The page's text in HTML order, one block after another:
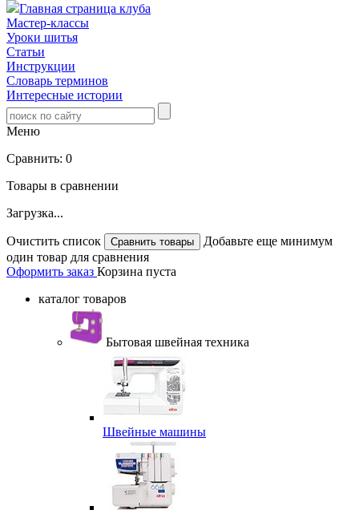
Главная страница клуба
Мастер-классы
Уроки шитья
Статьи
Инструкции
Словарь терминов
Интересные истории
Меню
Сравнить: 0
Товары в сравнении
Загрузка...
Очистить список
Добавьте еще минимум
один товар для сравнения
Оформить заказ Корзина пуста
каталог товаров
Бытовая швейная техника
Швейные машины